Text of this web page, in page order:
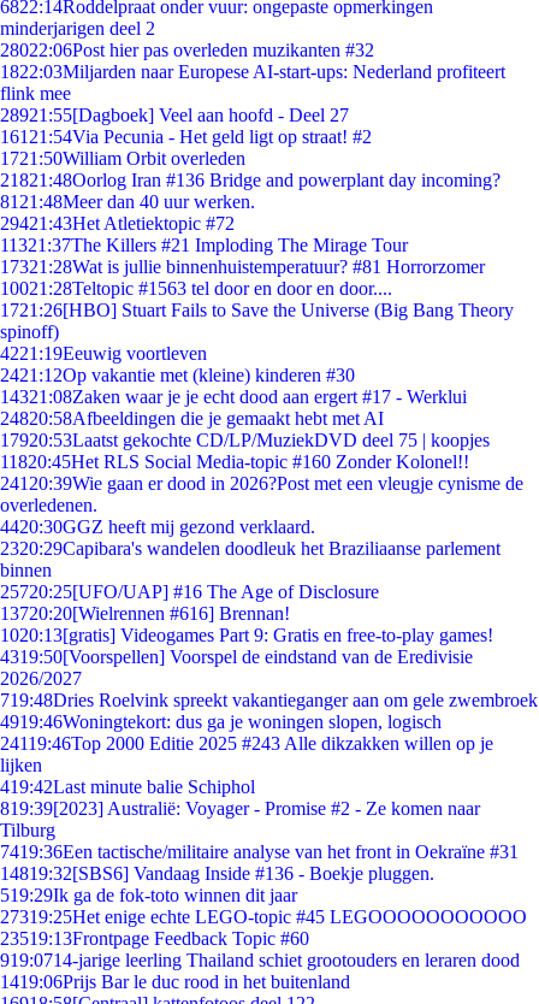
6822:14Roddelpraat onder vuur: ongepaste opmerkingen
minderjarigen deel 2
28022:06Post hier pas overleden muzikanten #32
1822:03Miljarden naar Europese AI-start-ups: Nederland profiteert
flink mee
28921:55[Dagboek] Veel aan hoofd - Deel 27
161 21:54Via Pecunia - Het geld ligt op straat! #2
1721:50William Orbit overleden
21821:48Oorlog Iran #136 Bridge and powerplant day incoming?
81 21:48Meer dan 40 uur werken.
29421:43Het Atletiektopic #72
11321:37The Killers #21 Imploding The Mirage Tour
17321:28Wat is jullie binnenhuistemperatuur? #81 Horrorzomer
10021:28Teltopic #1563 tel door en door en door....
1721:26[HBO] Stuart Fails to Save the Universe (Big Bang Theory
spinoff)
4221:19Eeuwig voortleven
2421:12Op vakantie met (kleine) kinderen #30
14321:08Zaken waar je je echt dood aan ergert #17 - Werklui
24820:58Afbeeldingen die je gemaakt hebt met AI
17920:53Laatst gekochte CD/LP/MuziekDVD deel 75 | koopjes
11820:45Het RLS Social Media-topic #160 Zonder Kolonel!!
241 20:39Wie gaan er dood in 2026?Post met een vleugje cynisme de
overledenen.
4420:30GGZ heeft mij gezond verklaard.
2320:29Capibara's wandelen doodleuk het Braziliaanse parlement
binnen
25720:25[UFO/UAP] #16 The Age of Disclosure
13720:20[Wielrennen #616] Brennan!
1020:13[gratis] Videogames Part 9: Gratis en free-to-play games!
4319:50[Voorspellen] Voorspel de eindstand van de Eredivisie
2026/2027
719:48Dries Roelvink spreekt vakantieganger aan om gele zwembroek
4919:46Woningtekort: dus ga je woningen slopen, logisch
24119:46Top 2000 Editie 2025 #243 Alle dikzakken willen op je
lijken
419:42Last minute balie Schiphol
819:39[2023] Australië: Voyager - Promise #2 - Ze komen naar
Tilburg
7419:36Een tactische/militaire analyse van het front in Oekraïne #31
14819:32[SBS6] Vandaag Inside #136 - Boekje pluggen.
519:29Ik ga de fok-toto winnen dit jaar
27319:25Het enige echte LEGO-topic #45 LEGOOOOOOOOOOO
23519:13Frontpage Feedback Topic #60
919:0714-jarige leerling Thailand schiet grootouders en leraren dood
1419:06Prijs Bar le duc rood in het buitenland